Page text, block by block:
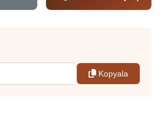
Kopyala